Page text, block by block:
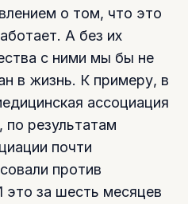
о том, что это
А без их
с ними мы бы не
в жизнь. К примеру, в
ассоциация
результатам
почти
против
это за шесть месяцев